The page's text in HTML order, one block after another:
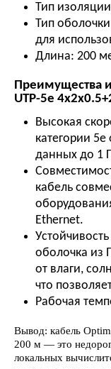
Тип
Тип
для
Длина: 200
Преимущества
UTP-5e
Высокая
категории 5е
данных до 1
кабель
Ethernet.
оболочка из
от влаги,
что
Рабочая
Вывод: кабель
200 м — это
локальных